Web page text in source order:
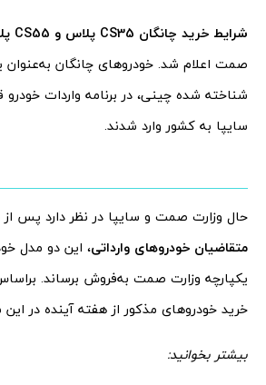
شرایط خرید چانگان CS35 پلاس و CS55 پلاس
صمت اعلام شد. خودروهای چانگان به‌عنوان
شناخته شده چینی، در برنامه واردات خودرو
سایپا به کشور وارد شدند.
حال وزارت صمت و سایپا در نظر دارد پس‌ از
متقاضیان خودروهای وارداتی، این دو مدل
یکپارچه وزارت صمت به‌فروش برساند. براساس
خرید خودروهای مذکور از هفته آینده در
بیشتر بخوانید: